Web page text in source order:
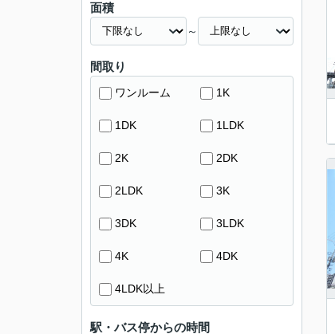
面積
～
間取り
ワンルーム 1K
1DK 1LDK
2K 2DK
2LDK 3K
3DK 3LDK
4K 4DK
4LDK以上
駅・バス停からの時間